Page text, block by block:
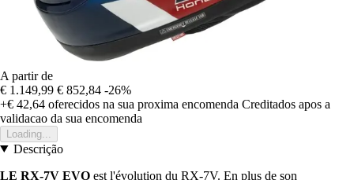
A partir de
€ 1.149,99 € 852,84 -26%
+€ 42,64 oferecidos na sua proxima encomenda Creditados apos a
validacao da sua encomenda
Loading...
Descrição
LE RX-7V EVO est l'évolution du RX-7V. En plus de son